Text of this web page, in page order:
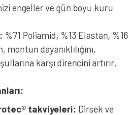
engeller ve gün boyu kuru
%71 Poliamid, %13 Elastan, %16
dayanıklılığını,
karşı direncini artırır.
takviyeleri: Dirsek ve